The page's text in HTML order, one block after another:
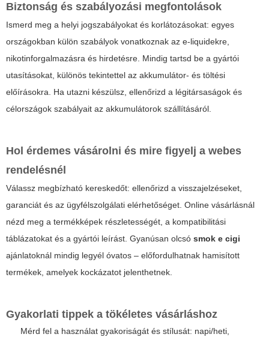
Biztonság és szabályozási megfontolások
Ismerd meg a helyi jogszabályokat és korlátozásokat: egyes
országokban külön szabályok vonatkoznak az e-liquidekre,
nikotinforgalmazásra és hirdetésre. Mindig tartsd be a gyártói
utasításokat, különös tekintettel az akkumulátor- és töltési
előírásokra. Ha utazni készülsz, ellenőrizd a légitársaságok és
célországok szabályait az akkumulátorok szállításáról.
Hol érdemes vásárolni és mire figyelj a webes
rendelésnél
Válassz megbízható kereskedőt: ellenőrizd a visszajelzéseket,
garanciát és az ügyfélszolgálati elérhetőséget. Online vásárlásnál
nézd meg a termékképek részletességét, a kompatibilitási
táblázatokat és a gyártói leírást. Gyanúsan olcsó smok e cigi
ajánlatoknál mindig legyél óvatos – előfordulhatnak hamisított
termékek, amelyek kockázatot jelenthetnek.
Gyakorlati tippek a tökéletes vásárláshoz
Mérd fel a használat gyakoriságát és stílusát: napi/heti,